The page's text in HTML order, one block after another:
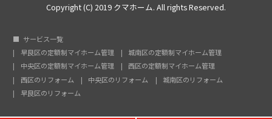
Copyright (C) 2019 クマホーム. All rights Reserved.
サービス一覧
早良区の定額制マイホーム管理
城南区の定額制マイホーム管理
中央区の定額制マイホーム管理
西区の定額制マイホーム管理
西区のリフォーム
中央区のリフォーム
城南区のリフォーム
早良区のリフォーム